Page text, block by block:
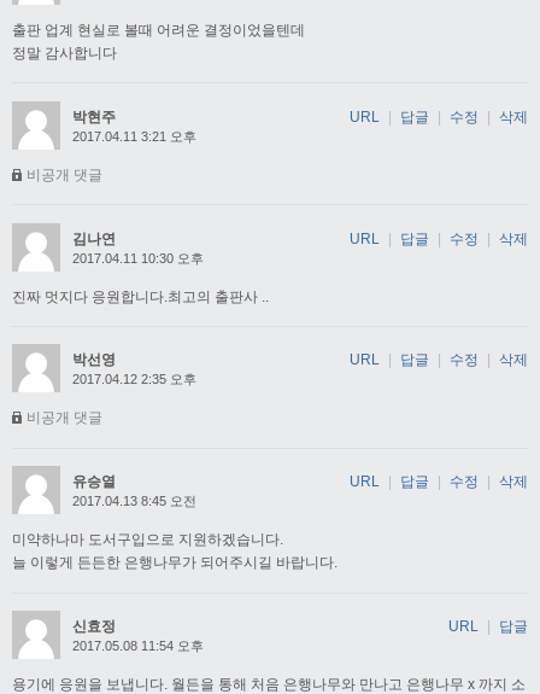
출판 업계 현실로 볼때 어려운 결정이었을텐데
정말 감사합니다
박현주
2017.04.11 3:21 오후
비공개 댓글
URL | 답글 | 수정 | 삭제
김나연
2017.04.11 10:30 오후
진짜 멋지다 응원합니다.최고의 출판사 ..
URL | 답글 | 수정 | 삭제
박선영
2017.04.12 2:35 오후
비공개 댓글
URL 답글 수정 삭제
유승열
2017.04.13 8:45 오전
미약하나마 도서구입으로 지원하겠습니다.
늘 이렇게 든든한 은행나무가 되어주시길 바랍니다.
URL 답글 수정 삭제
신효정
2017.05.08 11:54 오후
용기에 응원을 보냅니다. 월든을 통해 처음 은행나무와 만나고 은행나무 x 까지 소
URL 답글